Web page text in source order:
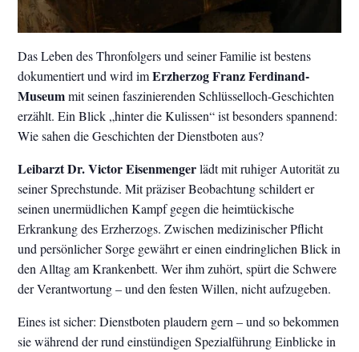
Das Leben des Thronfolgers und seiner Familie ist bestens
dokumentiert und wird imErzherzog Franz Ferdinand-
Museummit seinen faszinierenden Schlüsselloch-Geschichten
erzählt. Ein Blick „hinter die Kulissen“ ist besonders spannend:
Wie sahen die Geschichten der Dienstboten aus?
Leibarzt Dr. Victor Eisenmengerlädt mit ruhiger Autorität zu
seiner Sprechstunde. Mit präziser Beobachtung schildert er
seinen unermüdlichen Kampf gegen die heimtückische
Erkrankung des Erzherzogs. Zwischen medizinischer Pflicht
und persönlicher Sorge gewährt er einen eindringlichen Blick in
den Alltag am Krankenbett. Wer ihm zuhört, spürt die Schwere
der Verantwortung – und den festen Willen, nicht aufzugeben.
Eines ist sicher: Dienstboten plaudern gern – und so bekommen
sie während der rund einstündigen Spezialführung Einblicke in